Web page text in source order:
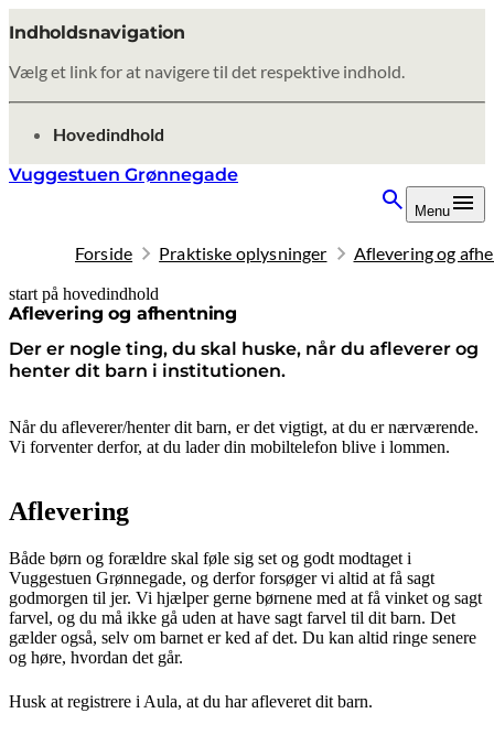
Indholdsnavigation
Vælg et link for at navigere til det respektive indhold.
gå til
Hovedindhold
Vuggestuen Grønnegade
Menu
Forside Praktiske oplysninger Aflevering og
start på hovedindhold
Aflevering og afhentning
Der er nogle ting, du skal huske, når du afleverer og
henter dit barn i institutionen.
senest opdateret 9. februar 2026
Når du afleverer/henter dit barn, er det vigtigt, at du er nærværende.
Vi forventer derfor, at du lader din mobiltelefon blive i lommen.
Aflevering
Både børn og forældre skal føle sig set og godt modtaget i
Vuggestuen Grønnegade, og derfor forsøger vi altid at få sagt
godmorgen til jer. Vi hjælper gerne børnene med at få vinket og sagt
farvel, og du må ikke gå uden at have sagt farvel til dit barn. Det
gælder også, selv om barnet er ked af det. Du kan altid ringe senere
og høre, hvordan det går.
Husk at registrere i Aula, at du har afleveret dit barn.